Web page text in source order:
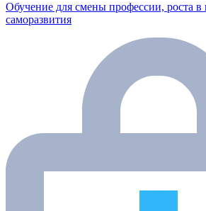
Обучение для смены профессии, роста в
саморазвития